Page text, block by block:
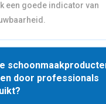
een goede indicator van
door professionals